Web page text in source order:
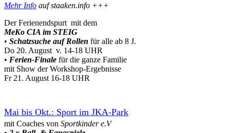
Mehr Info auf staaken.info +++
Der Ferienendspurt mit dem
MeKo CIA im STEIG
• Schatzsuche auf Rollen für alle ab 8 J.
Do 20. August v. 14-18 UHR
• Ferien-Finale für die ganze Familie
mit Show der Workshop-Ergebnisse
Fr 21. August 16-18 UHR
Mai bis Okt.: Sport im JKA-Park
mit Coaches von Sportkinder e.V